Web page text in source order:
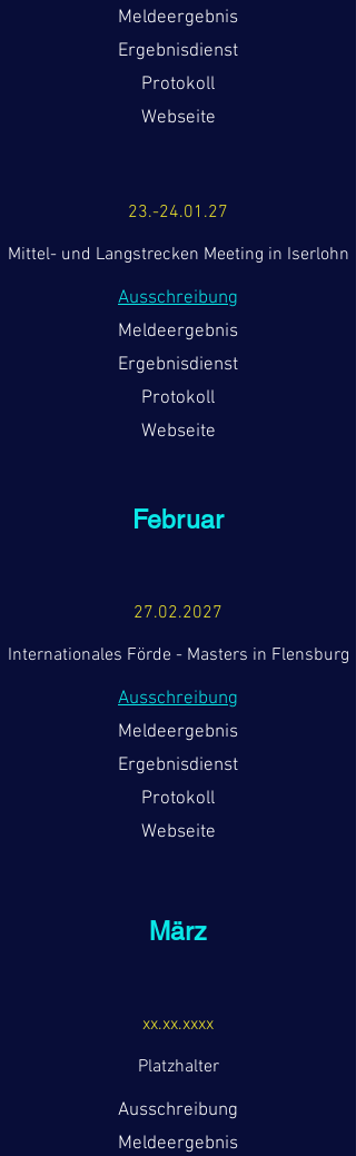
Meldeergebnis
Ergebnisdienst
Protokoll
Webseite
23.-24.01.27
Mittel- und Langstrecken Meeting in Iserlohn
Ausschreibung
Meldeergebnis
Ergebnisdienst
Protokoll
Webseite
Februar
27.02.2027
Internationales Förde - Masters in Flensburg
Ausschreibung
Meldeergebnis
Ergebnisdienst
Protokoll
Webseite
März
xx.xx.xxxx
Platzhalter
Ausschreibung
Meldeergebnis